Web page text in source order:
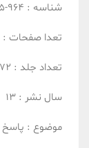
شناسه : 964-6275-02-8
تعدا صفحات :
تعداد جلد :
سال نشر : 13
موضوع : پاسخ